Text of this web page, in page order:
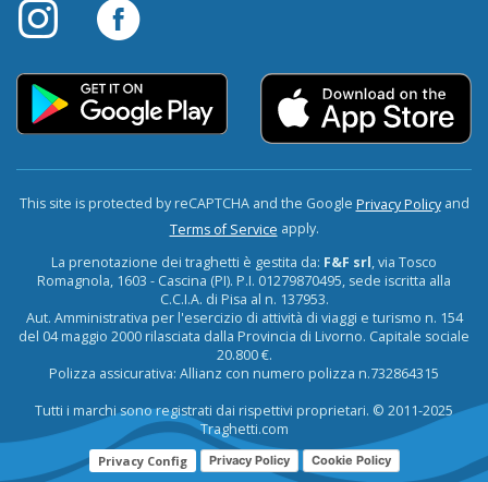
This site is protected by reCAPTCHA and the Google Privacy Policyand
Terms of Service apply.
La prenotazione dei traghetti è gestita da: F&F srl, via Tosco
Romagnola, 1603 - Cascina (PI). P.I. 01279870495, sede iscritta alla
C.C.I.A. di Pisa al n. 137953.
Aut. Amministrativa per l'esercizio di attività di viaggi e turismo n. 154
del 04 maggio 2000 rilasciata dalla Provincia di Livorno. Capitale sociale
20.800 €.
Polizza assicurativa: Allianz con numero polizza n.732864315
Tutti i marchi sono registrati dai rispettivi proprietari. © 2011-2025
Traghetti.com
Privacy Config Privacy Policy Cookie Policy